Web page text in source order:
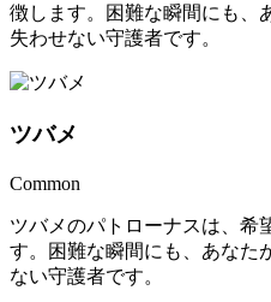
徴します。困難な瞬間にも、
失わせない守護者です。
ツバメ
Common
ツバメのパトローナスは、希
す。困難な瞬間にも、あなた
ない守護者です。